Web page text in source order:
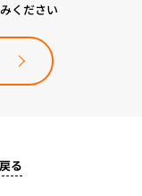
ください
る